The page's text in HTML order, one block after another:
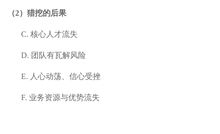
（2）猎挖的后果
C. 核心人才流失
D. 团队有瓦解风险
E. 人心动荡、信心受挫
F. 业务资源与优势流失